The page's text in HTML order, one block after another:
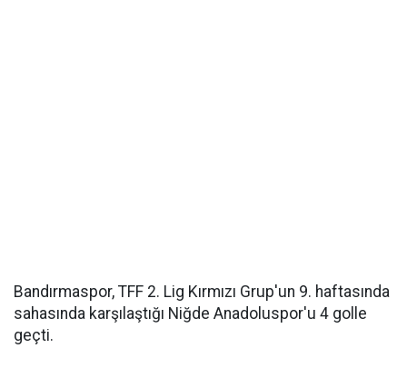
Bandırmaspor, TFF 2. Lig Kırmızı Grup'un 9. haftasında
sahasında karşılaştığı Niğde Anadoluspor'u 4 golle
geçti.